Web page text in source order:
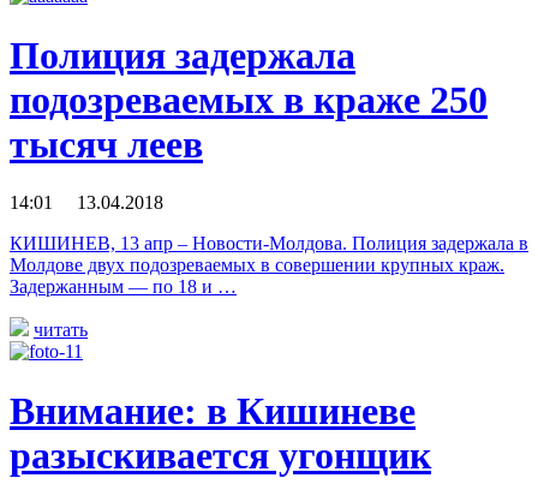
Полиция задержала
подозреваемых в краже 250
тысяч леев
14:01 13.04.2018
КИШИНЕВ, 13 апр – Новости-Молдова. Полиция задержала в
Молдове двух подозреваемых в совершении крупных краж.
Задержанным — по 18 и …
читать
Внимание: в Кишиневе
разыскивается угонщик